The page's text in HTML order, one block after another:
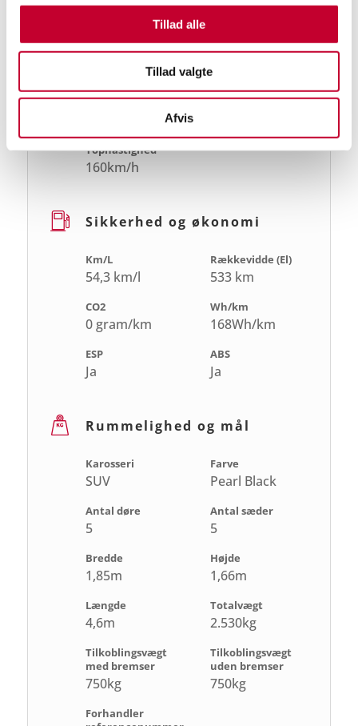
Tillad alle
Tillad valgte
Afvis
Rækkevidde Ladeeffekt DC
Ladeeffekt AC CO2
0 gram/km
Maksimal effekt Motorstørrelse
Tophastighed
160km/h
Sikkerhed og økonomi
Km/L
54,3 km/l
Rækkevidde (El)
533 km
CO2
0 gram/km
Wh/km
168Wh/km
ESP
Ja
ABS
Ja
Rummelighed og mål
Karosseri
SUV
Farve
Pearl Black
Antal døre
5
Antal sæder
5
Bredde
1,85m
Højde
1,66m
Længde
4,6m
Totalvægt
2.530kg
Tilkoblingsvægt
med bremser
750kg
Tilkoblingsvægt
uden bremser
750kg
Forhandler